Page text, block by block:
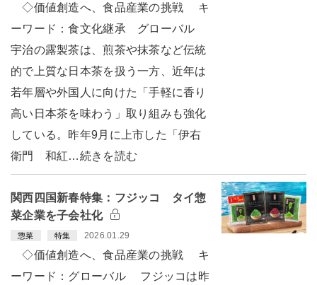
◇価値創造へ、食品産業の挑戦 キ
ーワード：食文化継承 グローバル
宇治の露製茶は、煎茶や抹茶など伝統
的で上質な日本茶を扱う一方、近年は
若年層や外国人に向けた「手軽に香り
高い日本茶を味わう」取り組みも強化
している。昨年9月に上市した「伊右
衛門 和紅…続きを読む
関西四国新春特集：フジッコ タイ惣
菜企業を子会社化
惣菜 特集 2026.01.29
◇価値創造へ、食品産業の挑戦 キ
ーワード：グローバル フジッコは昨